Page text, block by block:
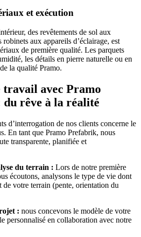
et exécution
des revêtements de sol aux
aux appareils d’éclairage, est
de première qualité. Les parquets
les détails en pierre naturelle ou en
la qualité Pramo.
travail avec Pramo
rêve à la réalité
d’interrogation de nos clients concerne le
En tant que Pramo Prefabrik, nous
transparente, planifiée et
du terrain : Lors de notre première
écoutons, analysons le type de vie dont
de votre terrain (pente, orientation du
: nous concevons le modèle de votre
personnalisé en collaboration avec notre